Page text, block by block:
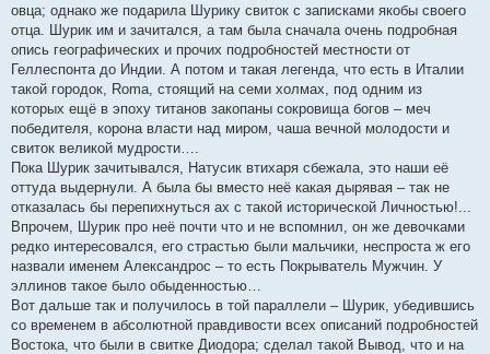
овца; однако же подарила Шурику свиток с записками якобы своего
отца. Шурик им и зачитался, а там была сначала очень подробная
опись географических и прочих подробностей местности от
Геллеспонта до Индии. А потом и такая легенда, что есть в Италии
такой городок, Roma, стоящий на семи холмах, под одним из
которых ещё в эпоху титанов закопаны сокровища богов – меч
победителя, корона власти над миром, чаша вечной молодости и
свиток великой мудрости….
Пока Шурик зачитывался, Натусик втихаря сбежала, это наши её
оттуда выдернули. А была бы вместо неё какая дырявая – так не
отказалась бы перепихнуться ах с такой исторической Личностью!...
Впрочем, Шурик про неё почти что и не вспомнил, он же девочками
редко интересовался, его страстью были мальчики, неспроста ж его
назвали именем Александрос – то есть Покрыватель Мужчин. У
эллинов такое было обыденностью…
Вот дальше так и получилось в той параллели – Шурик, убедившись
со временем в абсолютной правдивости всех описаний подробностей
Востока, что были в свитке Диодора; сделал такой Вывод, что и на